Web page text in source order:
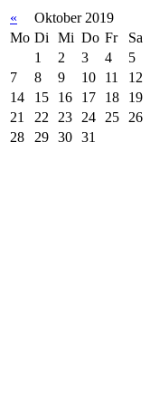
« Oktober 2019
Mo Di Mi Do Fr Sa
1
2 3 4 5
7
8 9 10 11 12
14
15 16 17 18 19
21
22 23 24 25 26
28
29 30 31